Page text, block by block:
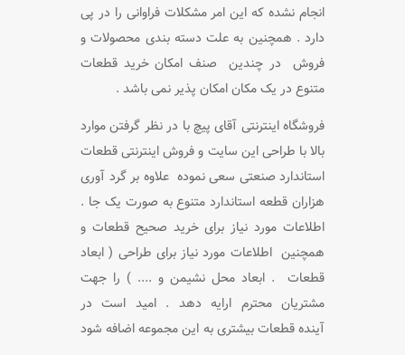
انجام نشده که این امر مشکلات فراوانی را در پی
دارد . همچنین به علت دسته بندی محصولات و
فروش در چندین صنف امکان خرید قطعات
متنوع در یک مکان امکان پذیر نمی باشد .
فروشگاه اینترنتی آقای پیچ با در نظر گرفتن موارد
بالا با طراحی این سایت و فروش اینترنتی قطعات
استاندارد صنعتی سعی نمودهعلاوه بر گرد آوری
هزاران قطعه استاندارد متنوع به صورت یک جا .
اطلاعات مورد نیاز برای خرید صحیح قطعات و
همچنیناطلاعات مورد نیاز برای طراحی ( ابعاد
قطعات . ابعاد محل نشیمن و .... ) را جهت
مشتریان محترم ارایه دهد . امید است در
آیندهقطعات بیشتری به این مجموعه اضافه شود